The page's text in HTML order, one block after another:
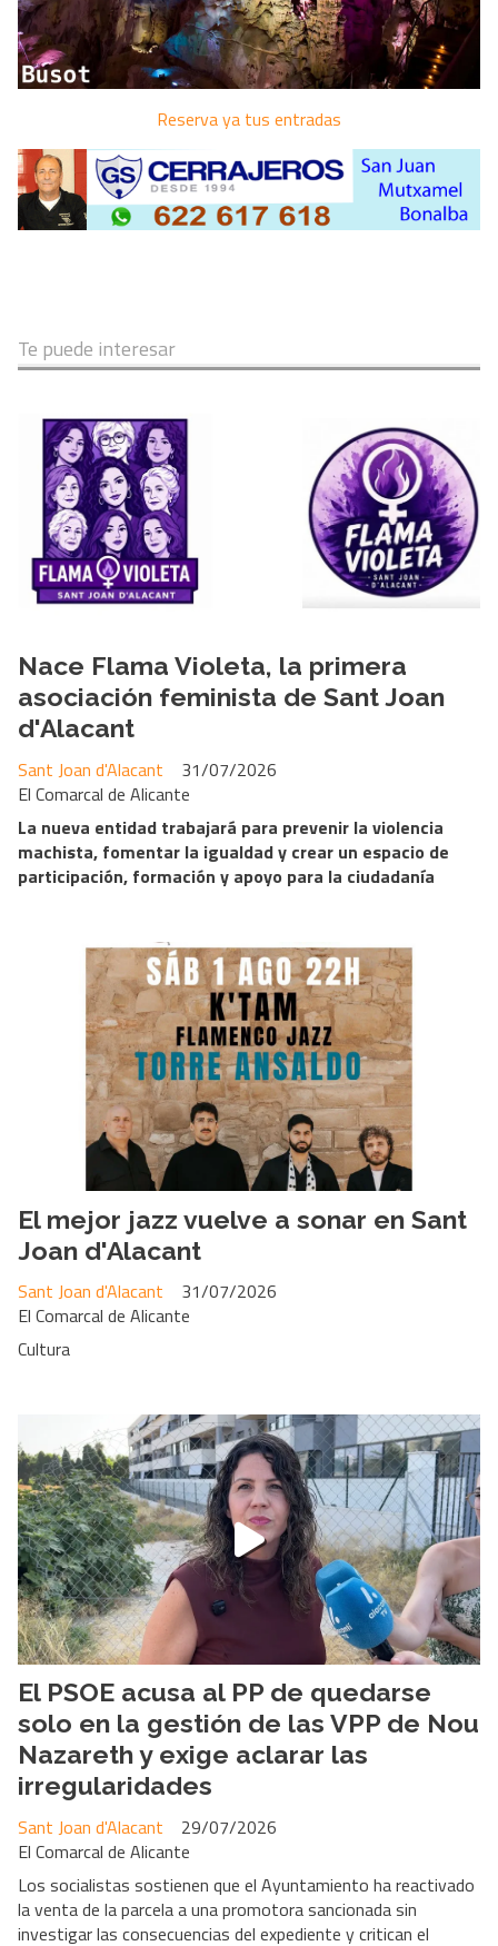
Reserva ya tus entradas
Te puede interesar
Nace Flama Violeta, la primera
asociación feminista de Sant Joan
d'Alacant
El Comarcal de Alicante
Sant Joan d'Alacant 31/07/2026
La nueva entidad trabajará para prevenir la violencia
machista, fomentar la igualdad y crear un espacio de
participación, formación y apoyo para la ciudadanía
El mejor jazz vuelve a sonar en Sant
Joan d'Alacant
El Comarcal de Alicante
Sant Joan d'Alacant 31/07/2026
Cultura
El PSOE acusa al PP de quedarse
solo en la gestión de las VPP de Nou
Nazareth y exige aclarar las
irregularidades
El Comarcal de Alicante
Sant Joan d'Alacant 29/07/2026
Los socialistas sostienen que el Ayuntamiento ha reactivado
la venta de la parcela a una promotora sancionada sin
investigar las consecuencias del expediente y critican el